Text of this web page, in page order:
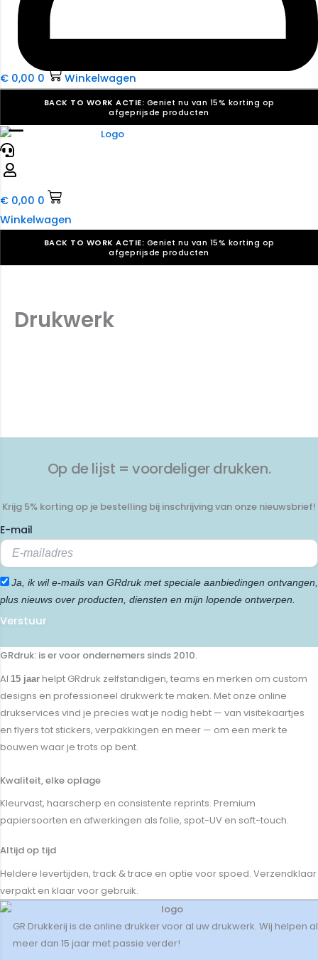
€ 0,00 0 Winkelwagen
BACK TO WORK ACTIE: Geniet nu van 15% korting op
afgeprijsde producten
Verkiezingsdrukwerk nodig? Maak indruk, win stemmen.
☰
€ 0,00 0
Winkelwagen
BACK TO WORK ACTIE: Geniet nu van 15% korting op
afgeprijsde producten
Speciaal verzoek? We maken graag een offerte die
past. |
Drukwerk
Op de lijst = voordeliger drukken.
Krijg 5% korting op je bestelling bij inschrijving van onze nieuwsbrief!
E-mail
Ja, ik wil e-mails van GRdruk met speciale aanbiedingen ontvangen,
plus nieuws over producten, diensten en mijn lopende ontwerpen.
Verstuur
GRdruk: is er voor ondernemers sinds 2010.
Al 15 jaar helpt GRdruk zelfstandigen, teams en merken om custom
designs en professioneel drukwerk te maken. Met onze online
drukservices vind je precies wat je nodig hebt — van visitekaartjes
en flyers tot stickers, verpakkingen en meer — om een merk te
bouwen waar je trots op bent.
Kwaliteit, elke oplage
Kleurvast, haarscherp en consistente reprints. Premium
papiersoorten en afwerkingen als folie, spot-UV en soft-touch.
Altijd op tijd
Heldere levertijden, track & trace en optie voor spoed. Verzendklaar
verpakt en klaar voor gebruik.
GR Drukkerij is de online drukker voor al uw drukwerk. Wij helpen al
meer dan 15 jaar met passie verder!